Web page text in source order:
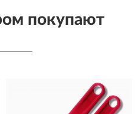
покупают